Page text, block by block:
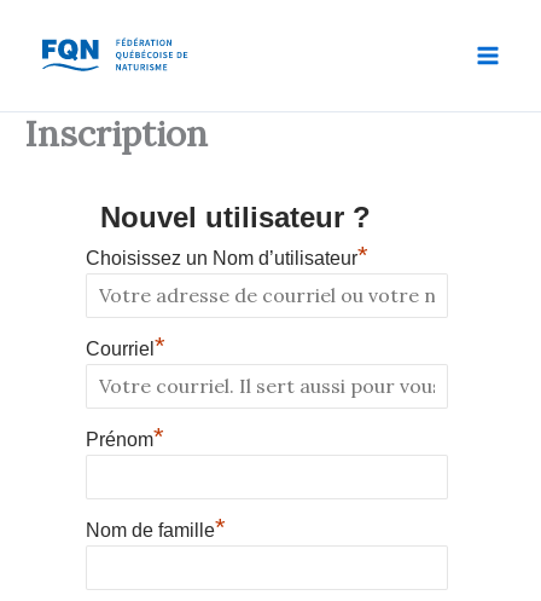
contenu
Inscription
Nouvel utilisateur ?
Choisissez un Nom d’utilisateur*
Courriel *
Prénom*
Nom de famille*